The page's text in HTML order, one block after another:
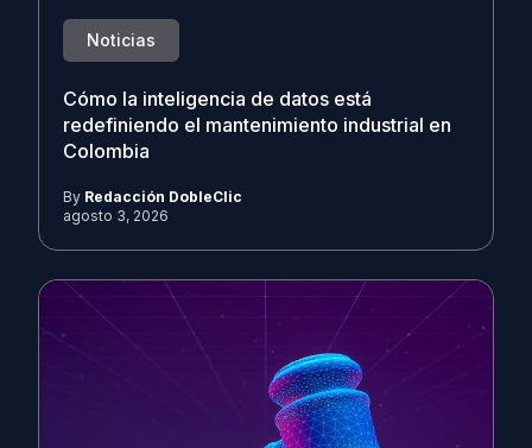
Noticias
Cómo la inteligencia de datos está
redefiniendo el mantenimiento industrial en
Colombia
By Redacción DobleClic
agosto 3, 2026